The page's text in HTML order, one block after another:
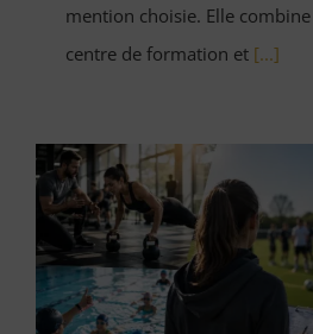
mention choisie. Elle
centre de formation et [...]